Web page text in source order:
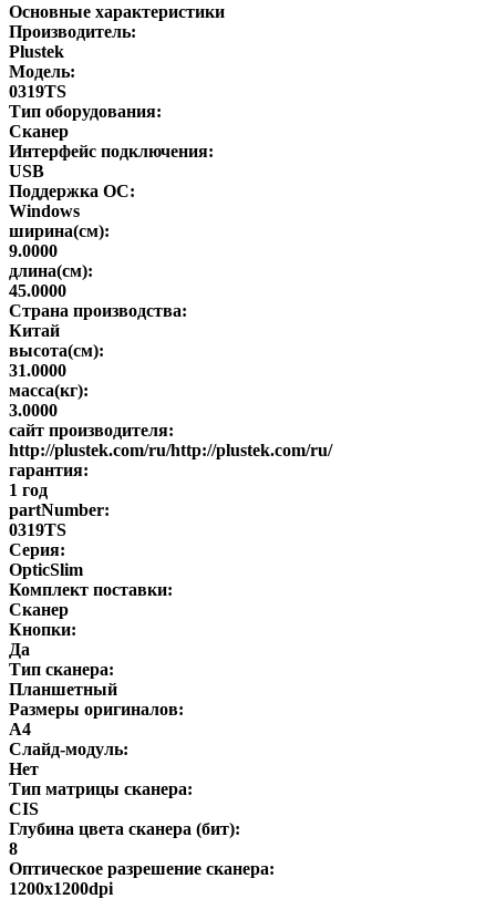
Основные характеристики
Производитель:
Plustek
Модель:
0319TS
Тип оборудования:
Сканер
Интерфейс подключения:
USB
Поддержка ОС:
Windows
ширина(см):
9.0000
длина(см):
45.0000
Страна производства:
Китай
высота(см):
31.0000
масса(кг):
3.0000
сайт производителя:
http://plustek.com/ru/http://plustek.com/ru/
гарантия:
1 год
partNumber:
0319TS
Серия:
OpticSlim
Комплект поставки:
Сканер
Кнопки:
Да
Тип сканера:
Планшетный
Размеры оригиналов:
A4
Слайд-модуль:
Нет
Тип матрицы сканера:
CIS
Глубина цвета сканера (бит):
8
Оптическое разрешение сканера:
1200x1200dpi